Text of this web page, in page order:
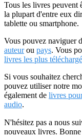
Tous les livres peuvent
la plupart d'entre eux
tablette ou smartphone.
Vous pouvez naviguer
auteurou pays. Vous
livres les plus
Si vous souhaitez
pouvez utiliser notre
également de livres
audio.
N'hésitez pas a nous
nouveaux livres.